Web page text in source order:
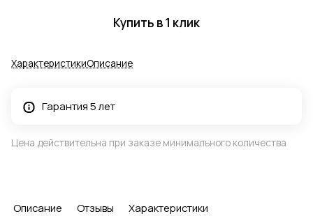
Купить в 1 клик
ХарактеристикиОписание
Гарантия 5 лет
Цена действительна при заказе минимального количества
Описание Отзывы Характеристики